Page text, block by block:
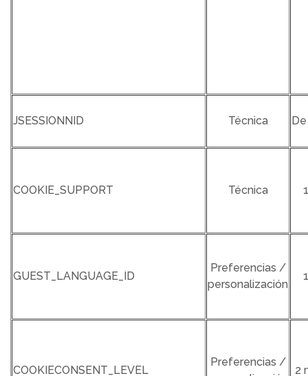
JSESSIONNID Técnica
COOKIE_SUPPORT Técnica
GUEST_LANGUAGE_ID
Preferencias /
personalización
COOKIECONSENT_LEVEL
Preferencias /
2